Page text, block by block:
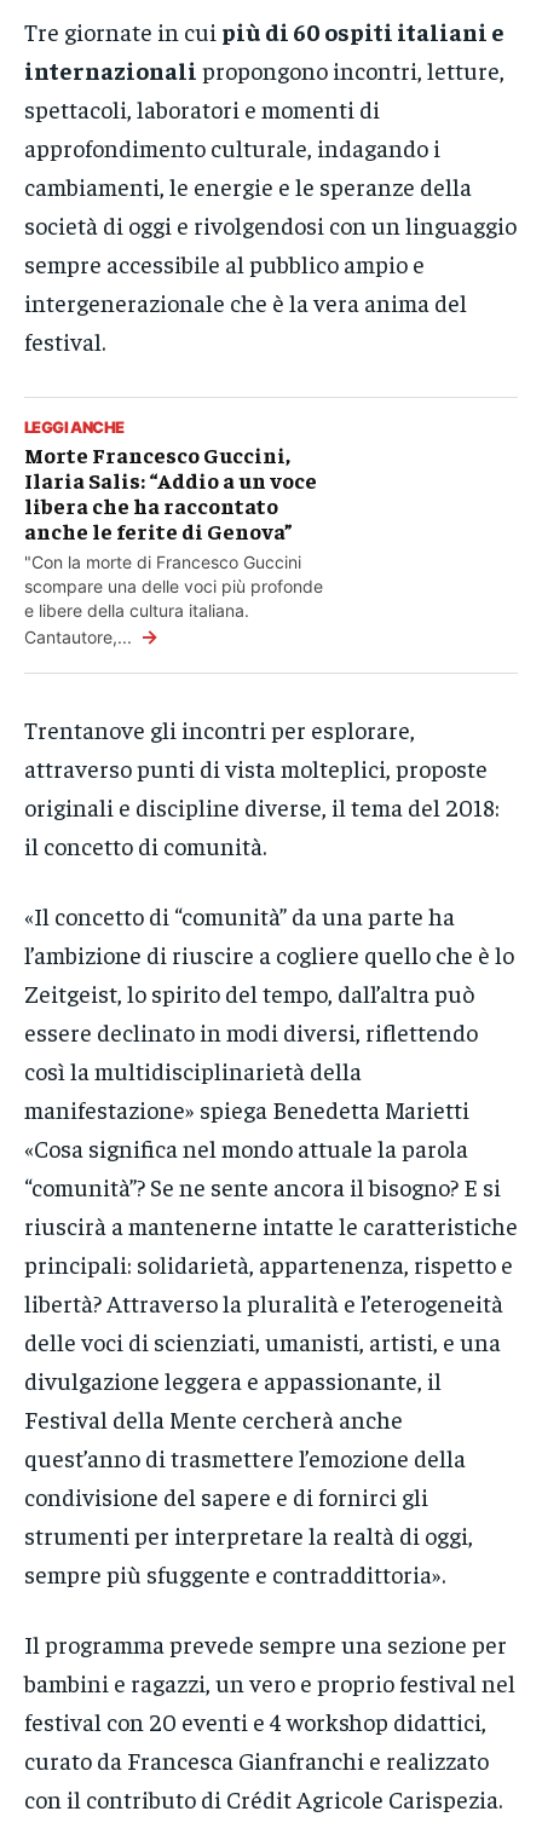
Tre giornate in cui più di 60 ospiti italiani e
internazionali propongono incontri, letture,
spettacoli, laboratori e momenti di
approfondimento culturale, indagando i
cambiamenti, le energie e le speranze della
società di oggi e rivolgendosi con un linguaggio
sempre accessibile al pubblico ampio e
intergenerazionale che è la vera anima del
festival.
LEGGI ANCHE
Morte Francesco Guccini,
Ilaria Salis: “Addio a un voce
libera che ha raccontato
anche le ferite di Genova”
"Con la morte di Francesco Guccini
scompare una delle voci più profonde
e libere della cultura italiana.
Cantautore,... →
Trentanove gli incontri per esplorare,
attraverso punti di vista molteplici, proposte
originali e discipline diverse, il tema del 2018:
il concetto di comunità.
«Il concetto di “comunità” da una parte ha
l’ambizione di riuscire a cogliere quello che è lo
Zeitgeist, lo spirito del tempo, dall’altra può
essere declinato in modi diversi, riflettendo
così la multidisciplinarietà della
manifestazione» spiega Benedetta Marietti
«Cosa significa nel mondo attuale la parola
“comunità”? Se ne sente ancora il bisogno? E si
riuscirà a mantenerne intatte le caratteristiche
principali: solidarietà, appartenenza, rispetto e
libertà? Attraverso la pluralità e l’eterogeneità
delle voci di scienziati, umanisti, artisti, e una
divulgazione leggera e appassionante, il
Festival della Mente cercherà anche
quest’anno di trasmettere l’emozione della
condivisione del sapere e di fornirci gli
strumenti per interpretare la realtà di oggi,
sempre più sfuggente e contraddittoria».
Il programma prevede sempre una sezione per
bambini e ragazzi, un vero e proprio festival nel
festival con 20 eventi e 4 workshop didattici,
curato da Francesca Gianfranchi e realizzato
con il contributo di Crédit Agricole Carispezia.